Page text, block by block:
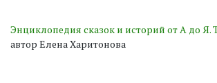
Энциклопедия сказок и историй от А до Я.
автор Елена Харитонова